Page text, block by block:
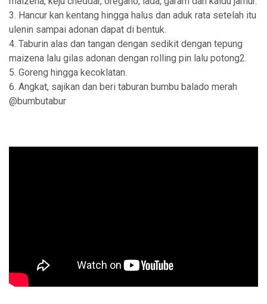
3. Hancur kan kentang hingga halus dan aduk rata setelah itu
ulenin sampai adonan dapat di bentuk.
4. Taburin alas dan tangan dengan sedikit dengan tepung
maizena lalu gilas adonan dengan rolling pin lalu potong2.
5. Goreng hingga kecoklatan.
6. Angkat, sajikan dan beri taburan bumbu balado merah
@bumbutabur